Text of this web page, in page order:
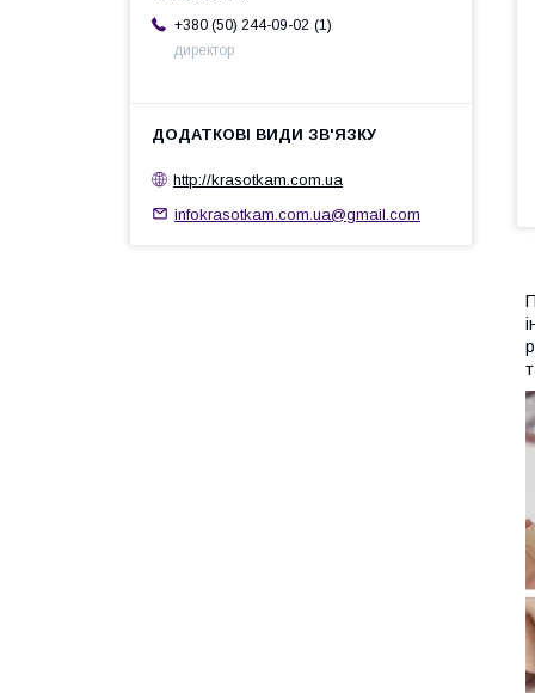
+380 (50) 244-09-02
1
директор
http://krasotkam.com.ua
infokrasotkam.com.ua@gmail.com